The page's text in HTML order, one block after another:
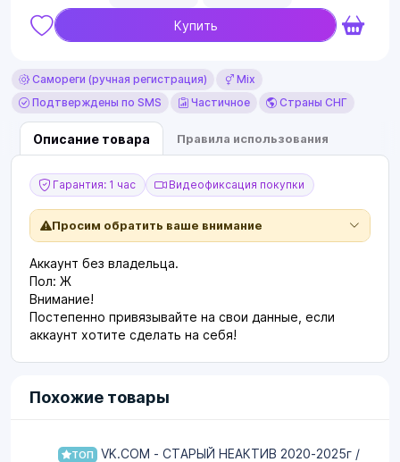
Купить
Самореги (ручная регистрация)
Mix
Подтверждены по SMS
Частичное Страны СНГ
Описание товара Правила использования
Гарантия: 1 час Видеофиксация покупки
Просим обратить ваше внимание
Аккаунт без владельца.
Пол: Ж
Внимание!
Постепенно привязывайте на свои данные, если
аккаунт хотите сделать на себя!
Похожие товары
ТОП
VK.COM - СТАРЫЙ НЕАКТИВ 2020-2025г /